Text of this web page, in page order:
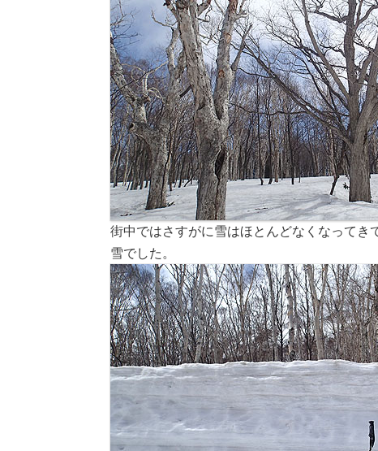
街中ではさすがに雪はほとんどなくなってき
雪でした。